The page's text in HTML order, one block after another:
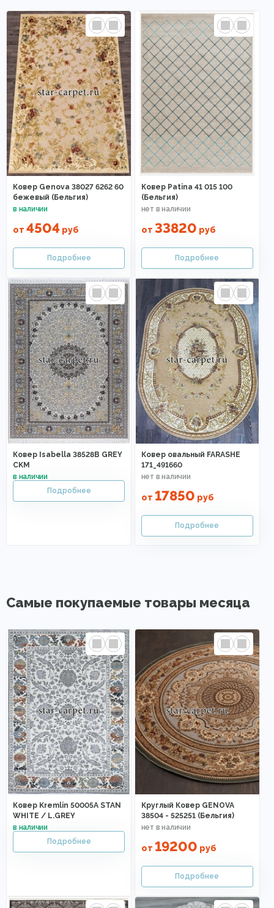
Ковер Genova 38027 6262 60
бежевый (Бельгия)
от 4504 руб
Ковер Patina 41 015 100
(Бельгия)
от 33820 руб
Ковер Isabella 38528B GREY
CKM
Ковер овальный FARASHE
171_491660
от 17850 руб
Самые покупаемые товары месяца
Ковер Kremlin 50005A STAN
WHITE / L.GREY
Круглый Ковер GENOVA
38504 - 525251 (Бельгия)
от 19200 руб